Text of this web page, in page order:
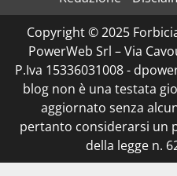
Copyright © 2025
PowerWeb Srl – Via
P.Iva 15336031008 -
blog non è una testata
aggiornato senza
pertanto considerarsi un
della legge n.